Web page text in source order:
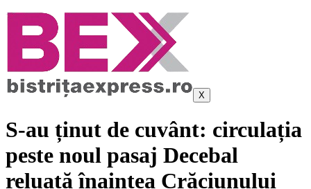
X
S-au ținut de cuvânt: circulația
peste noul pasaj Decebal
reluată înaintea Crăciunului